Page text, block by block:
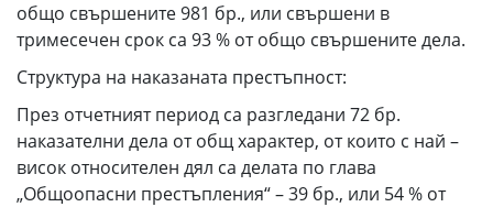
общо свършените 981 бр., или свършени в
тримесечен срок са 93 % от общо свършените дела.
Структура на наказаната престъпност:
През отчетният период са разгледани 72 бр.
наказателни дела от общ характер, от които с най –
висок относителен дял са делата по глава
„Общоопасни престъпления“ – 39 бр., или 54 % от